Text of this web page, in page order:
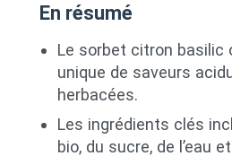
En résumé
Le sorbet citron basilic
unique de saveurs
herbacées.
Les ingrédients clés
bio, du sucre, de l’eau